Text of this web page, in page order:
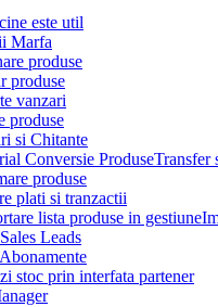
este util
Marfa
produse
produse
vanzari
produse
si Chitante
Transfer
produse
plati si tranzactii
Leads
stoc prin interfata partener